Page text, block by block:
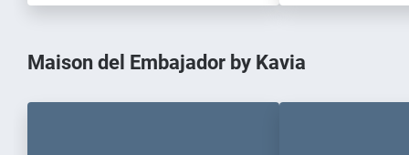
Maison del Embajador by Kavia